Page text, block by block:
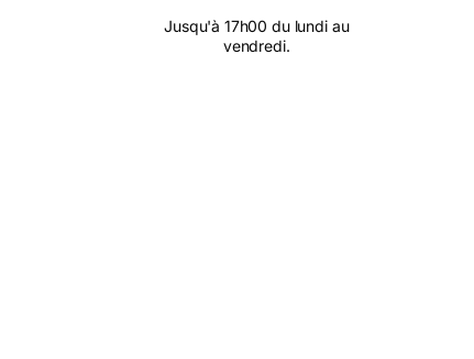
Jusqu'à 17h00 du lundi au
vendredi.